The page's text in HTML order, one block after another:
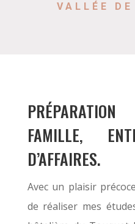
VALLÉE
FAMILLE,
D’AFFAIRES.
Avec un plaisir
de réaliser mes